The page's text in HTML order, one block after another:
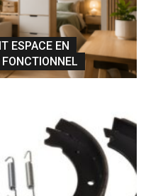
ESPACE EN